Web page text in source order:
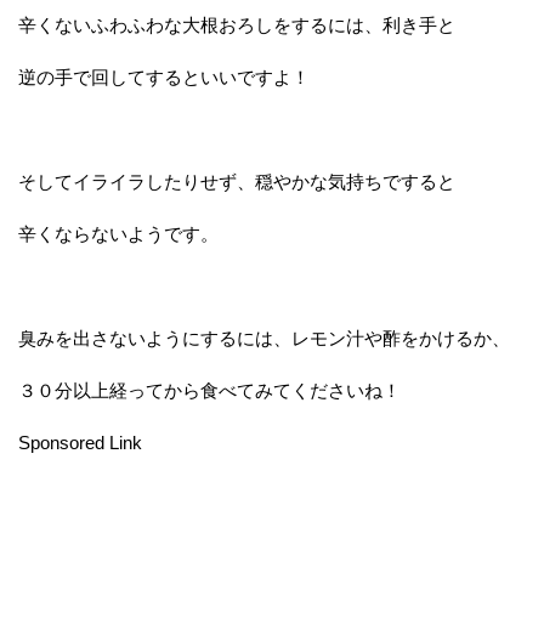
辛くないふわふわな大根おろしをするには、利き手と
逆の手で回してするといいですよ！
そしてイライラしたりせず、穏やかな気持ちですると
辛くならないようです。
臭みを出さないようにするには、レモン汁や酢をかけるか、
３０分以上経ってから食べてみてくださいね！
Sponsored Link